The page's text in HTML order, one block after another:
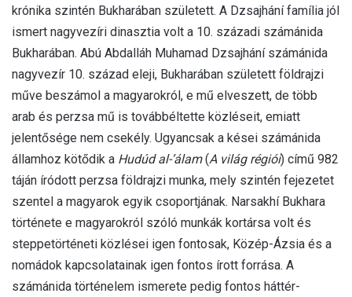
krónika szintén Bukharában született. A Dzsajhání família jól
ismert nagyvezíri dinasztia volt a 10. századi számánida
Bukharában. Abú Abdalláh Muhamad Dzsajhání számánida
nagyvezír 10. század eleji, Bukharában született földrajzi
műve beszámol a magyarokról, e mű elveszett, de több
arab és perzsa mű is továbbéltette közléseit, emiatt
jelentősége nem csekély. Ugyancsak a kései számánida
államhoz kötődik a Hudúd al-’álam(A világ régiói) című 982
táján íródott perzsa földrajzi munka, mely szintén fejezetet
szentel a magyarok egyik csoportjának. Narsakhí Bukhara
története e magyarokról szóló munkák kortársa volt és
steppetörténeti közlései igen fontosak, Közép-Ázsia és a
nomádok kapcsolatainak igen fontos írott forrása. A
számánida történelem ismerete pedig fontos háttér-